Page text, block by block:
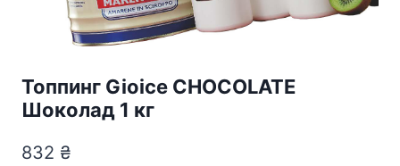
Топпинг Gioice CHOCOLATE
Шоколад 1 кг
832 ₴